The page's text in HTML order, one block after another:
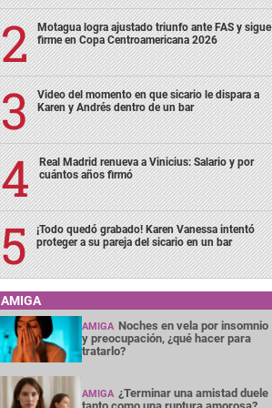
Motagua logra ajustado triunfo ante FAS y sigue
firme en Copa Centroamericana 2026
Video del momento en que sicario le dispara a
Karen y Andrés dentro de un bar
Real Madrid renueva a Vinicius: Salario y por
cuántos años firmó
¡Todo quedó grabado! Karen Vanessa intentó
proteger a su pareja del sicario en un bar
AMIGA
AMIGA Noches en vela por insomnio
y preocupación, ¿qué hacer para
tratarlo?
AMIGA ¿Terminar una amistad duele